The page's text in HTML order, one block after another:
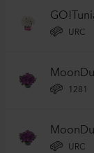
URC
1281
URC